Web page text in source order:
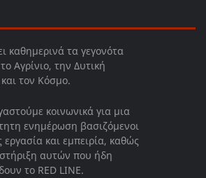
καθημερινά τα γεγονότα
Αγρίνιο, την Δυτική
τον Κόσμο.
κοινωνικά για μια
ενημέρωση βασιζόμενοι
και εμπειρία, καθώς
αυτών που ήδη
το RED LINE.